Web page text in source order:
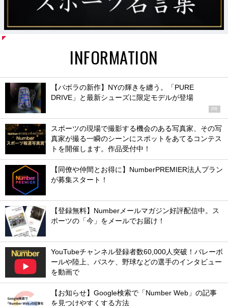
INFORMATION
【バボラの新作】NYの輝きを纏う。「PURE
DRIVE」と最新シューズに限定モデルが登場
PR
スポーツの現場で撮影する機会のある写真家、その写
真家が撮る一瞬のシーンにスポットをあてるコンテス
トを開催します。作品受付中！
【同僚や仲間とお得に】NumberPREMIER法人プラン
が募集スタート！
【登録無料】Numberメールマガジン好評配信中。ス
ポーツの「今」をメールでお届け！
YouTubeチャンネル登録者数60,000人突破！バレーボ
ールや陸上、バスケ、野球などの選手のインタビュー
を動画で
【お知らせ】Google検索で「Number Web」の記事
を見つけやすくする方法